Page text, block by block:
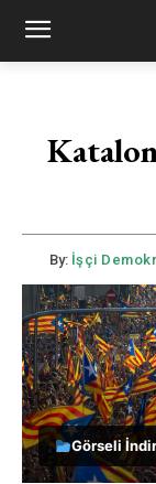
By: İşçi
Görseli İndir